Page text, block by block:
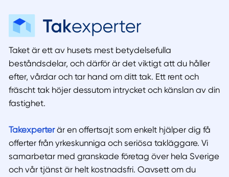
Taket är ett av husets mest betydelsefulla
beståndsdelar, och därför är det viktigt att du håller
efter, vårdar och tar hand om ditt tak. Ett rent och
fräscht tak höjer dessutom intrycket och känslan av din
fastighet.
Takexperterär en offertsajt som enkelt hjälper dig få
offerter från yrkeskunniga och seriösa takläggare. Vi
samarbetar med granskade företag över hela Sverige
och vår tjänst är helt kostnadsfri. Oavsett om du